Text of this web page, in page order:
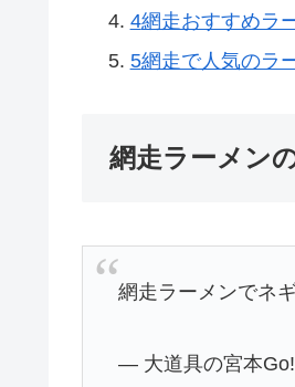
4網走おすすめラ
5網走で人気のラ
網走ラーメン
網走ラーメンでネ
— 大道具の宮本